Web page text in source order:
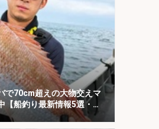
で70cm超えの大物交えマ
【船釣り最新情報5選・大